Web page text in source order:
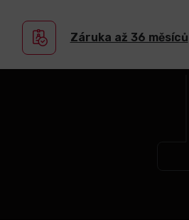
Záruka až 36 měsíců